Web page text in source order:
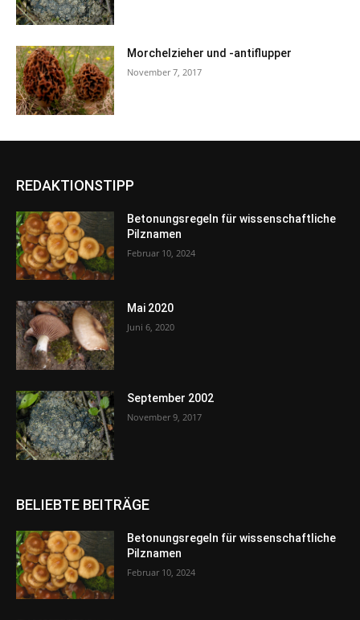
Morchelzieher und -antiflupper
November 7, 2017
REDAKTIONSTIPP
Betonungsregeln für wissenschaftliche
Pilznamen
Februar 10, 2024
Mai 2020
Juni 6, 2020
September 2002
November 9, 2017
BELIEBTE BEITRÄGE
Betonungsregeln für wissenschaftliche
Pilznamen
Februar 10, 2024